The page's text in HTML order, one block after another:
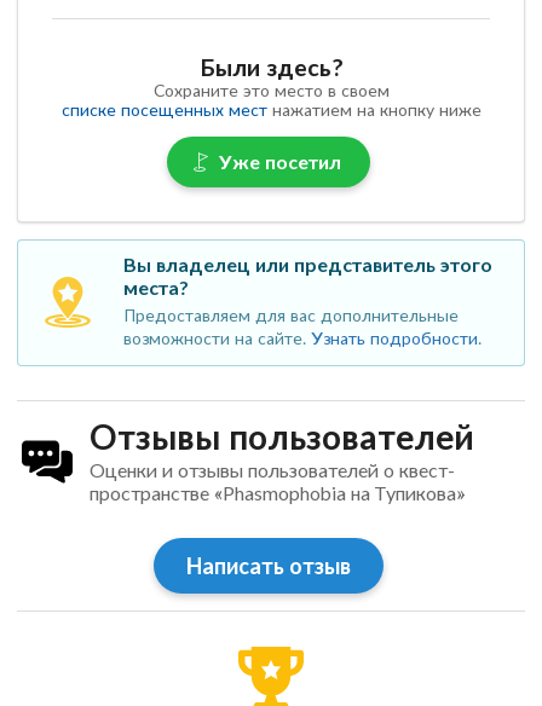
Были здесь?
Сохраните это место в своем
списке посещенных местнажатием на кнопку ниже
Уже посетил
Вы владелец или представитель этого
места?
Предоставляем для вас дополнительные
возможности на сайте.Узнать подробности.
Отзывы пользователей
Оценки и отзывы пользователей о квест-
пространстве «Phasmophobia на Тупикова»
Написать отзыв